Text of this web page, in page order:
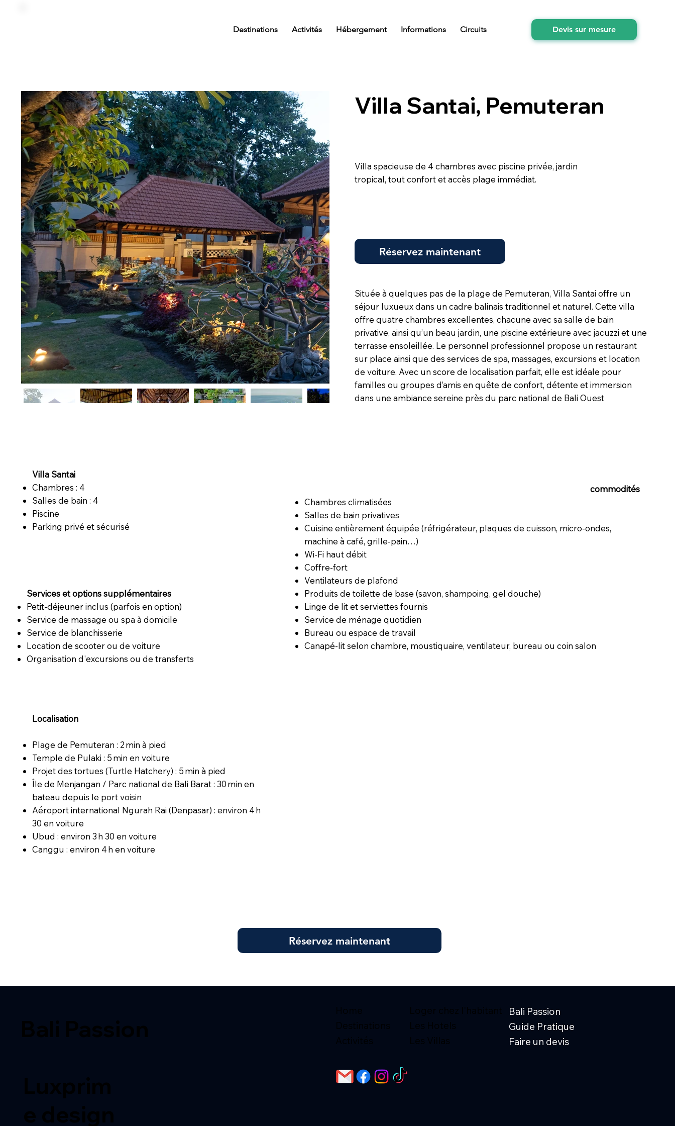
Destinations Activités Hébergement Informations Circuits Devis sur mesure
Villa Santai, Pemuteran
Villa spacieuse de 4 chambres avec piscine privée, jardin
tropical, tout confort et accès plage immédiat.
Réservez maintenant
Située à quelques pas de la plage de Pemuteran, Villa Santai offre un
séjour luxueux dans un cadre balinais traditionnel et naturel. Cette villa
offre quatre chambres excellentes, chacune avec sa salle de bain
privative, ainsi qu’un beau jardin, une piscine extérieure avec jacuzzi et une
terrasse ensoleillée. Le personnel professionnel propose un restaurant
sur place ainsi que des services de spa, massages, excursions et location
de voiture. Avec un score de localisation parfait, elle est idéale pour
familles ou groupes d’amis en quête de confort, détente et immersion
dans une ambiance sereine près du parc national de Bali Ouest
Villa Santai
Chambres : 4
Salles de bain : 4
Piscine
Parking privé et sécurisé
commodités
Chambres climatisées
Salles de bain privatives
Cuisine entièrement équipée (réfrigérateur, plaques de cuisson, micro-ondes,
machine à café, grille-pain…)
Wi-Fi haut débit
Coffre-fort
Ventilateurs de plafond
Produits de toilette de base (savon, shampoing, gel douche)
Linge de lit et serviettes fournis
Service de ménage quotidien
Bureau ou espace de travail
Canapé-lit selon chambre, moustiquaire, ventilateur, bureau ou coin salon
Services et options supplémentaires
Petit-déjeuner inclus (parfois en option)
Service de massage ou spa à domicile
Service de blanchisserie
Location de scooter ou de voiture
Organisation d'excursions ou de transferts
Localisation
Plage de Pemuteran : 2 min à pied
Temple de Pulaki : 5 min en voiture
Projet des tortues (Turtle Hatchery) : 5 min à pied
Île de Menjangan / Parc national de Bali Barat : 30 min en
bateau depuis le port voisin
Aéroport international Ngurah Rai (Denpasar) : environ 4 h
30 en voiture
Ubud : environ 3 h 30 en voiture
Canggu : environ 4 h en voiture
Réservez maintenant
Bali Passion
Guide Pratique
Faire un devis